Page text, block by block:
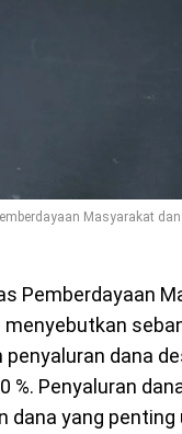
Masyarakat
Pemberdayaan
dana
%. Penyaluran
dana yang